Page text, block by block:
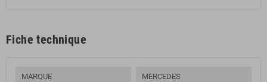
Fiche technique
MARQUE MERCEDES